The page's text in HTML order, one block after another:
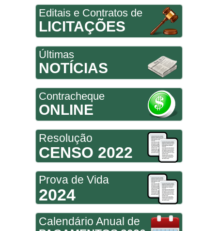
Editais e Contratos de
LICITAÇÕES
Últimas
NOTÍCIAS
Contracheque
ONLINE
Resolução
CENSO 2022
Prova de Vida
2024
Calendário Anual de